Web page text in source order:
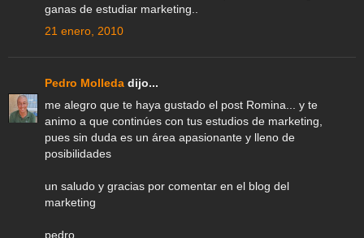
ganas de estudiar marketing..
21 enero, 2010
Pedro Molleda dijo...
me alegro que te haya gustado el post Romina... y te
animo a que continúes con tus estudios de marketing,
pues sin duda es un área apasionante y lleno de
posibilidades
un saludo y gracias por comentar en el blog del
marketing
pedro